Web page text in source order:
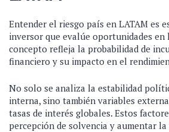
Entender el riesgo país en LATAM es
inversor que evalúe oportunidades en
concepto refleja la probabilidad de
financiero y su impacto en el
No solo se analiza la estabilidad
interna, sino también variables
tasas de interés globales. Estos
percepción de solvencia y aumentar